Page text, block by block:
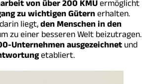
von über 200 KMUermöglicht
zu wichtigen Güternerhalten.
darin liegt,den Menschen in den
zu einer besseren Welt beizutragen.
Unternehmen ausgezeichnetund
etabliert.